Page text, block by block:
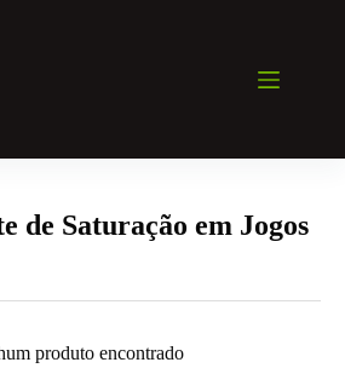
de Saturação em Jogos
produto encontrado